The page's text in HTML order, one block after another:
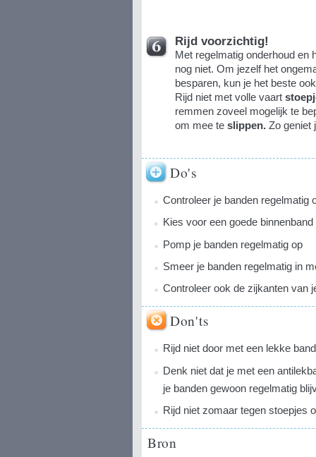
Rijd voorzichtig!
Met regelmatig onderhoud en
nog niet. Om jezelf het
besparen, kun je het beste
Rijd niet met volle vaart
remmen zoveel mogelijk te
om mee te slippen. Zo geniet
Do's
Controleer je banden
Kies voor een goede binnenband
Pomp je banden regelmatig op
Smeer je banden regelmatig in
Controleer ook de zijkanten van
Don'ts
Rijd niet door met een lekke
Denk niet dat je met een
je banden gewoon regelmatig
Rijd niet zomaar tegen stoepjes
Bron